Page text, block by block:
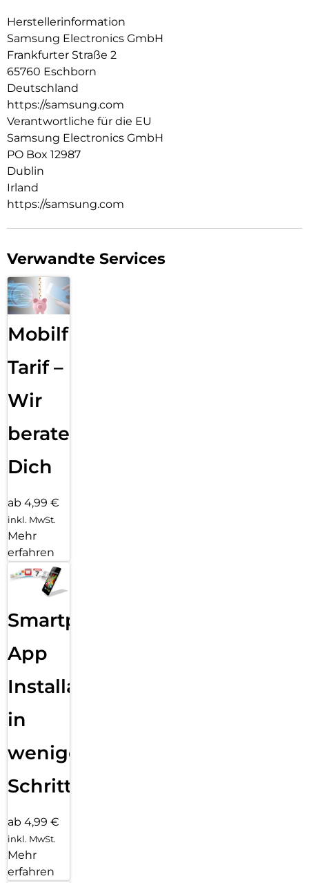
Herstellerinformation
Samsung Electronics GmbH
Frankfurter Straße 2
65760 Eschborn
Deutschland
https://samsung.com
Verantwortliche für die EU
Samsung Electronics GmbH
PO Box 12987
Dublin
Irland
https://samsung.com
Verwandte Services
Mobilfunk
Tarif –
Wir
beraten
Dich
ab 4,99 €
inkl. MwSt.
Mehr
erfahren
Smartphone
App
Installation
in
wenigen
Schritten
ab 4,99 €
inkl. MwSt.
Mehr
erfahren